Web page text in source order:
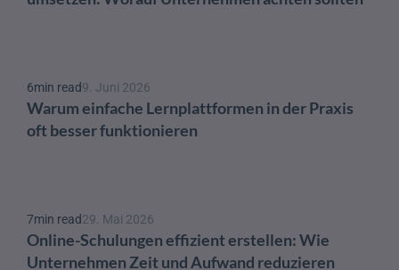
6min read9. Juni 2026
Warum einfache Lernplattformen in der Praxis
oft besser funktionieren
7min read29. Mai 2026
Online-Schulungen effizient erstellen: Wie
Unternehmen Zeit und Aufwand reduzieren